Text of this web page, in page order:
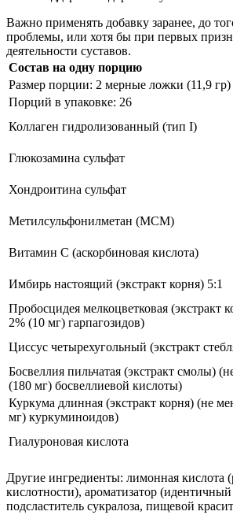
Важно применять добавку заранее, до
проблемы, или хотя бы при первых
деятельности суставов.
Состав на одну порцию
Размер порции: 2 мерные ложки (11,9 гр)
Порций в упаковке: 26
Коллаген гидролизованный (тип I)
Глюкозамина сульфат
Хондроитина сульфат
Метилсульфонилметан (МСМ)
Витамин С (аскорбиновая кислота)
Имбирь настоящий (экстракт корня) 5:1
Пробосцидея мелкоцветковая (экстракт
2% (10 мг) гарпагозидов)
Циссус четырехугольный (экстракт
Босвеллия пильчатая (экстракт смолы)
(180 мг) босвеллиевой кислоты)
Куркума длинная (экстракт корня) (не
мг) куркуминоидов)
Гиалуроновая кислота
Другие ингредиенты: лимонная кислота
кислотности), ароматизатор
подсластитель сукралоза, пищевой